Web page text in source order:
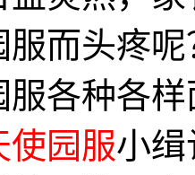
服而头疼
服各种各
使园服小